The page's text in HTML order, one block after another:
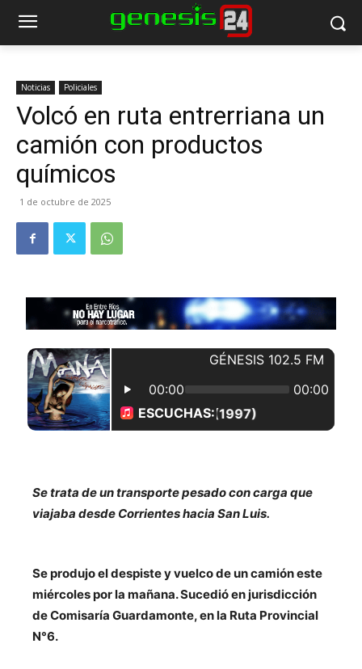
Noticias Policiales
Volcó en ruta entrerriana un
camión con productos
químicos
1 de octubre de 2025
Se trata de un transporte pesado con carga que
viajaba desde Corrientes hacia San Luis.
Se produjo el despiste y vuelco de un camión este
miércoles por la mañana. Sucedió en jurisdicción
de Comisaría Guardamonte, en la Ruta Provincial
N°6.